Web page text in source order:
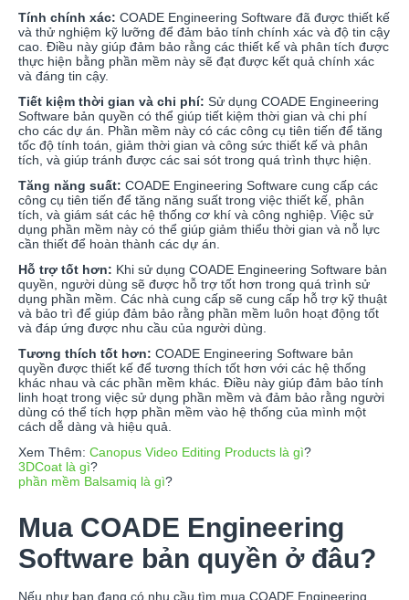
Tính chính xác: COADE Engineering Software đã được thiết kế
và thử nghiệm kỹ lưỡng để đảm bảo tính chính xác và độ tin cậy
cao. Điều này giúp đảm bảo rằng các thiết kế và phân tích được
thực hiện bằng phần mềm này sẽ đạt được kết quả chính xác
và đáng tin cậy.
Tiết kiệm thời gian và chi phí: Sử dụng COADE Engineering
Software bản quyền có thể giúp tiết kiệm thời gian và chi phí
cho các dự án. Phần mềm này có các công cụ tiên tiến để tăng
tốc độ tính toán, giảm thời gian và công sức thiết kế và phân
tích, và giúp tránh được các sai sót trong quá trình thực hiện.
Tăng năng suất: COADE Engineering Software cung cấp các
công cụ tiên tiến để tăng năng suất trong việc thiết kế, phân
tích, và giám sát các hệ thống cơ khí và công nghiệp. Việc sử
dụng phần mềm này có thể giúp giảm thiểu thời gian và nỗ lực
cần thiết để hoàn thành các dự án.
Hỗ trợ tốt hơn: Khi sử dụng COADE Engineering Software bản
quyền, người dùng sẽ được hỗ trợ tốt hơn trong quá trình sử
dụng phần mềm. Các nhà cung cấp sẽ cung cấp hỗ trợ kỹ thuật
và bảo trì để giúp đảm bảo rằng phần mềm luôn hoạt động tốt
và đáp ứng được nhu cầu của người dùng.
Tương thích tốt hơn: COADE Engineering Software bản
quyền được thiết kế để tương thích tốt hơn với các hệ thống
khác nhau và các phần mềm khác. Điều này giúp đảm bảo tính
linh hoạt trong việc sử dụng phần mềm và đảm bảo rằng người
dùng có thể tích hợp phần mềm vào hệ thống của mình một
cách dễ dàng và hiệu quả.
Xem Thêm: Canopus Video Editing Products là gì?
3DCoat là gì?
phần mềm Balsamiq là gì?
Mua COADE Engineering
Software bản quyền ở đâu?
Nếu như bạn đang có nhu cầu tìm mua COADE Engineering